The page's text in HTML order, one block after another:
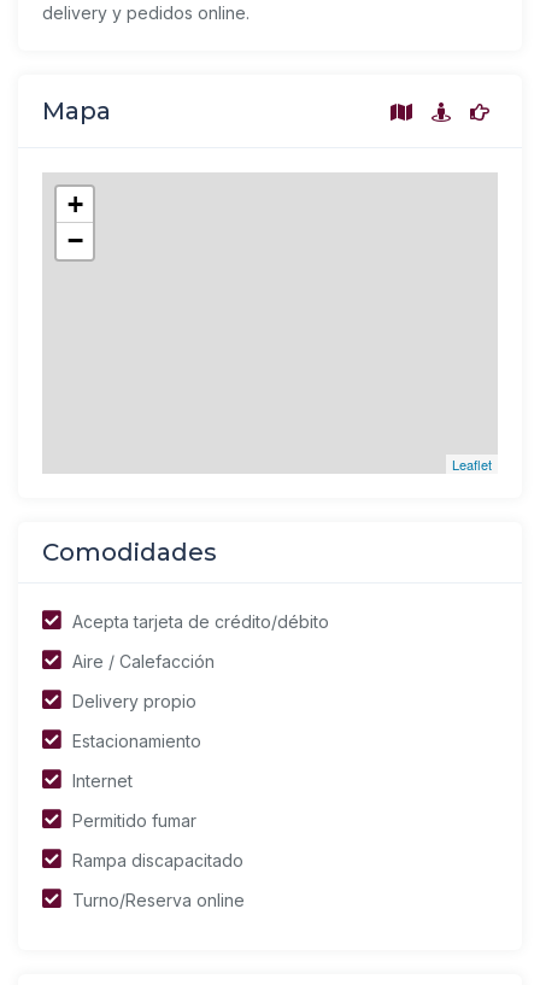
delivery y pedidos online.
Mapa
+
−
Leaflet
Comodidades
Acepta tarjeta de crédito/débito
Aire / Calefacción
Delivery propio
Estacionamiento
Internet
Permitido fumar
Rampa discapacitado
Turno/Reserva online